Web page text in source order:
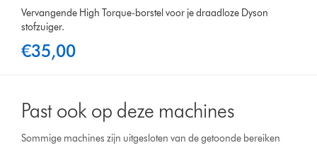
Vervangende High Torque-borstel voor je draadloze Dyson
stofzuiger.
€35,00
Past ook op deze machines
Sommige machines zijn uitgesloten van de getoonde bereiken